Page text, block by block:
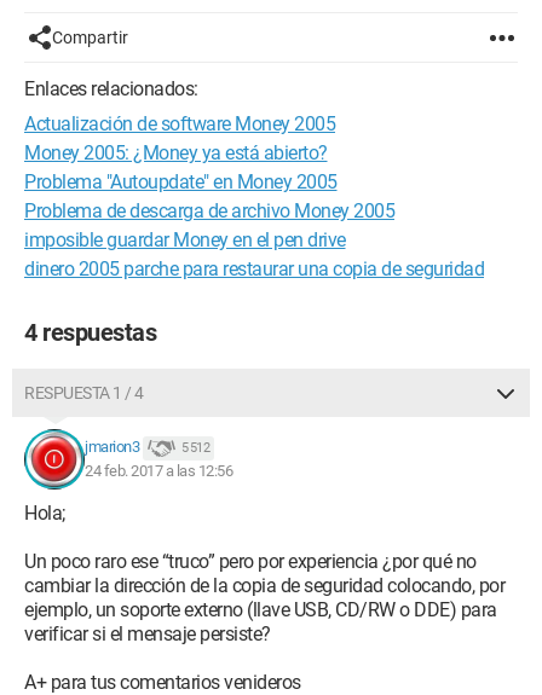
Compartir
Enlaces relacionados:
Actualización de software Money 2005
Money 2005: ¿Money ya está abierto?
Problema "Autoupdate" en Money 2005
Problema de descarga de archivo Money 2005
imposible guardar Money en el pen drive
dinero 2005 parche para restaurar una copia de seguridad
4 respuestas
RESPUESTA 1 / 4
jmarion3 5 512
24 feb. 2017 a las 12:56
Hola;
Un poco raro ese “truco” pero por experiencia ¿por qué no
cambiar la dirección de la copia de seguridad colocando, por
ejemplo, un soporte externo (llave USB, CD/RW o DDE) para
verificar si el mensaje persiste?
A+ para tus comentarios venideros